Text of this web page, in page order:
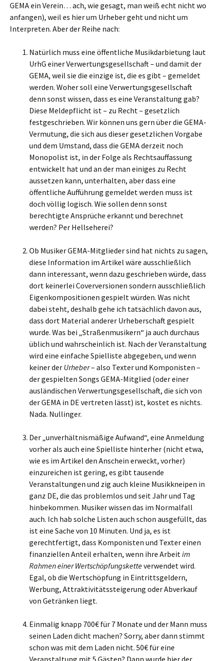
GEMA ein Verein… ach, wie gesagt, man weiß echt nicht wo
anfangen), weil es hier um Urheber geht und nicht um
Interpreten. Aber der Reihe nach:
Natürlich muss eine öffentliche Musikdarbietung laut
UrhG einer Verwertungsgesellschaft – und damit der
GEMA, weil sie die einzige ist, die es gibt – gemeldet
werden. Woher soll eine Verwertungsgesellschaft
denn sonst wissen, dass es eine Veranstaltung gab?
Diese Meldepflicht ist – zu Recht – gesetzlich
festgeschrieben. Wir können uns gern über die GEMA-
Vermutung, die sich aus dieser gesetzlichen Vorgabe
und dem Umstand, dass die GEMA derzeit noch
Monopolist ist, in der Folge als Rechtsauffassung
entwickelt hat und an der man einiges zu Recht
aussetzen kann, unterhalten, aber dass eine
öffentliche Aufführung gemeldet werden muss ist
doch völlig logisch. Wie sollen denn sonst
berechtigte Ansprüche erkannt und berechnet
werden? Per Hellseherei?
Ob Musiker GEMA-Mitglieder sind hat nichts zu sagen,
diese Information im Artikel wäre ausschließlich
dann interessant, wenn dazu geschrieben würde, dass
dort keinerlei Coverversionen sondern ausschließlich
Eigenkompositionen gespielt würden. Was nicht
dabei steht, deshalb gehe ich tatsächlich davon aus,
dass dort Material anderer Urheberschaft gespielt
wurde. Was bei „Straßenmusikern“ ja auch durchaus
üblich und wahrscheinlich ist. Nach der Veranstaltung
wird eine einfache Spielliste abgegeben, und wenn
keiner der Urheber– also Texter und Komponisten –
der gespielten Songs GEMA-Mitglied (oder einer
ausländischen Verwertungsgesellschaft, die sich von
der GEMA in DE vertreten lässt) ist, kostet es nichts.
Nada. Nullinger.
Der „unverhältnismäßige Aufwand“, eine Anmeldung
vorher als auch eine Spielliste hinterher (nicht etwa,
wie es im Artikel den Anschein erweckt, vorher)
einzureichen ist gering, es gibt tausende
Veranstaltungen und zig auch kleine Musikkneipen in
ganz DE, die das problemlos und seit Jahr und Tag
hinbekommen. Musiker wissen das im Normalfall
auch. Ich hab solche Listen auch schon ausgefüllt, das
ist eine Sache von 10 Minuten. Und ja, es ist
gerechtfertigt, dass Komponisten und Texter einen
finanziellen Anteil erhalten, wenn ihre Arbeitim
Rahmen einer Wertschöpfungsketteverwendet wird.
Egal, ob die Wertschöpfung in Eintrittsgeldern,
Werbung, Attraktivitätssteigerung oder Abverkauf
von Getränken liegt.
Einmalig knapp 700€ für 7 Monate und der Mann muss
seinen Laden dicht machen? Sorry, aber dann stimmt
schon was mit dem Laden nicht. 50€ für eine
Veranstaltung mit 5 Gästen? Dann wurde hier der